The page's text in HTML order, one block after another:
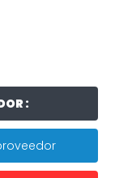
: